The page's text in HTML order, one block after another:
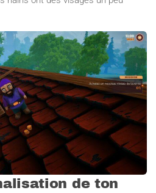
de ton